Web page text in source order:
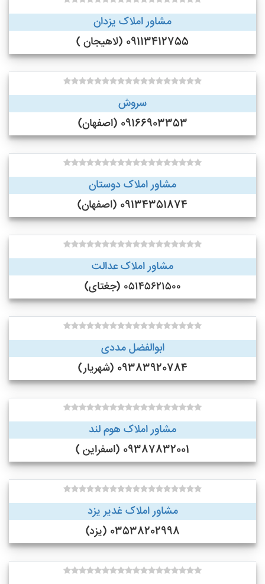
مشاور املاک یزدان
09113412755 (لاهیجان )
سروش
09166903353 (اصفهان)
مشاور املاک دوستان
09134351874 (اصفهان)
مشاور املاک عدالت
۰۵۱۴۵۶۲۱۵۰۰ (جغتای)
ابوالفضل مددی
09383920784 (شهریار)
مشاور املاک هوم لند
09387832001 (اسفراین )
مشاور املاک غدیر یزد
03538202998 (یزد)